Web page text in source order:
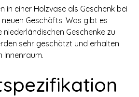
in einer Holzvase als Geschenk bei
Geschäfts. Was gibt es
niederländischen Geschenke zu
sehr geschätzt und erhalten
Innenraum.